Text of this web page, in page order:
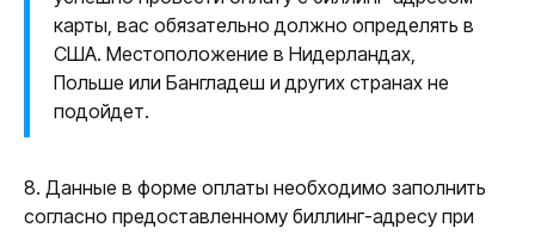
карты, вас обязательно должно определять в
США. Местоположение в Нидерландах,
Польше или Бангладеш и других странах не
подойдет.
8. Данные в форме оплаты необходимо заполнить
согласно предоставленному биллинг-адресу при